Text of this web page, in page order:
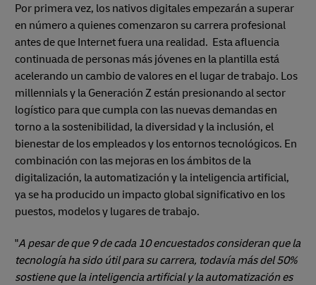
Por primera vez, los nativos digitales empezarán a superar
en número a quienes comenzaron su carrera profesional
antes de que Internet fuera una realidad. Esta afluencia
continuada de personas más jóvenes en la plantilla está
acelerando un cambio de valores en el lugar de trabajo. Los
millennials y la Generación Z están presionando al sector
logístico para que cumpla con las nuevas demandas en
torno a la sostenibilidad, la diversidad y la inclusión, el
bienestar de los empleados y los entornos tecnológicos. En
combinación con las mejoras en los ámbitos de la
digitalización, la automatización y la inteligencia artificial,
ya se ha producido un impacto global significativo en los
puestos, modelos y lugares de trabajo.
"A pesar de que 9 de cada 10 encuestados consideran que la
tecnología ha sido útil para su carrera, todavía más del 50%
sostiene que la inteligencia artificial y la automatización es